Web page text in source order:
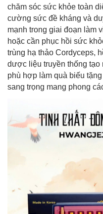
chăm sóc sức khỏe toàn
cường sức đề kháng và
mạnh trong giai đoạn làm
hoặc cần phục hồi sức
trùng hạ thảo Cordyceps,
dược liệu truyền thống
phù hợp làm quà biếu
sang trọng mang phong